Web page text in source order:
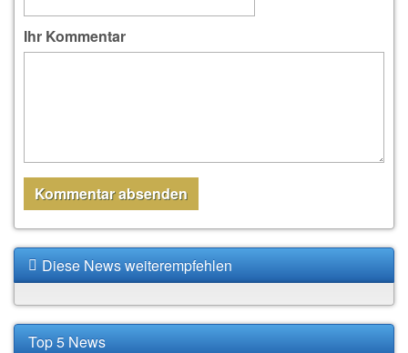
Ihr Kommentar
Diese News weiterempfehlen
Top 5 News